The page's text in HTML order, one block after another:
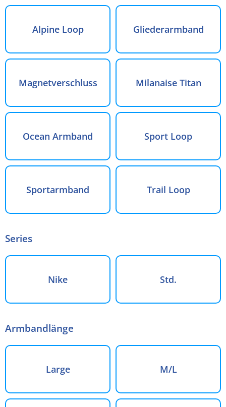
Alpine Loop Gliederarmband
Magnetverschluss Milanaise Titan
Ocean Armband Sport Loop
Sportarmband Trail Loop
Series
Nike Std.
Armbandlänge
Large M/L